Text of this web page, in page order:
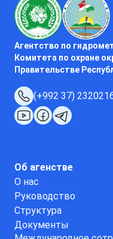
Агентство по
Комитета по охране
Правительстве
(+992 37)
Об агенстве
О нас
Руководство
Структура
Документы